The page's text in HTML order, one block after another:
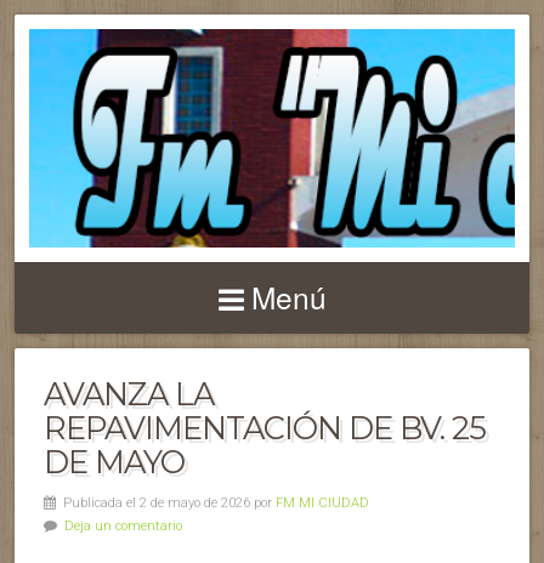
Menú
AVANZA LA
REPAVIMENTACIÓN DE BV. 25
DE MAYO
Publicada el 2 de mayo de 2026 por FM MI CIUDAD
Deja un comentario